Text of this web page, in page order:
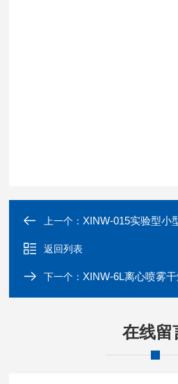
上一个：XINW-015实验型小
返回列表
下一个：XINW-6L离心喷雾
在线留